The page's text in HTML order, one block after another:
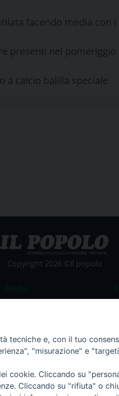
facendo media con i
presenti nel pomeriggio
a calcio balilla speciale
Copyright 2026 ©Il popolo
tecniche e, con il tuo
"misurazione" e
cookie. Cliccando su
Cliccando su "rifiuta" o